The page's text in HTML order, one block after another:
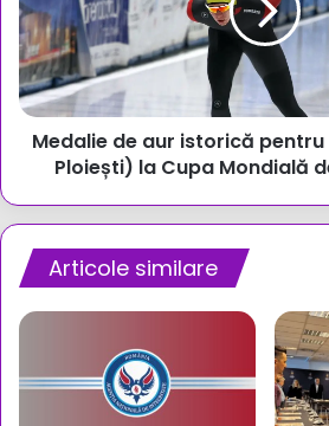
pentru
Eduard
Nițu
(CSM
Ploiești)
de
Viteză
Medalie de aur istorică pentru
Ploiești) la Cupa Mondială
Articole similare